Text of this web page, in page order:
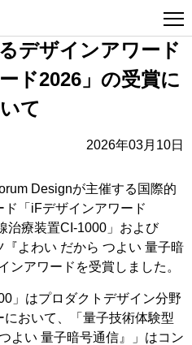
デザインアワード
ド2026」の受賞に
て
2026年03月10日
Designが主催する国際的
「iFデザインアワード
治療装置CI-1000」および
『よわい だから つよい 量子暗
ンアワードを受賞しました。
」はプロダクトデザイン分野
おいて、「量子技術体験型
よい 量子暗号通信』」はコン